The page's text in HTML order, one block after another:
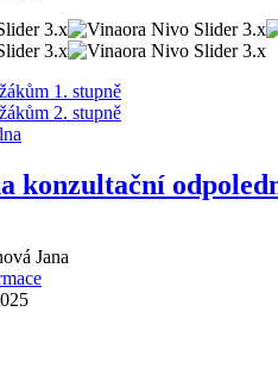
konzultační
Jana